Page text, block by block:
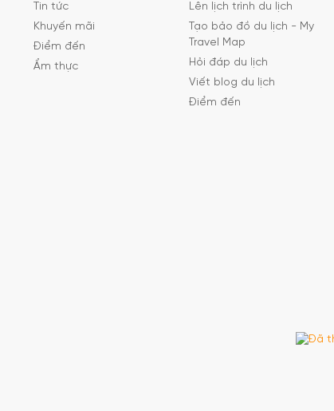
Tin tức
Khuyến mãi
Điểm đến
Ẩm thực
Lên lịch trình du lịch
Tạo bảo đồ du lịch - My
Travel Map
Hỏi đáp du lịch
Viết blog du lịch
Điểm đến